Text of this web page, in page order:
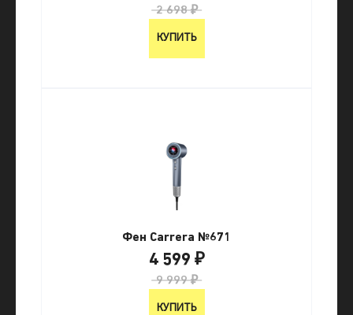
2 698 ₽
КУПИТЬ
Фен Carrera №671
4 599 ₽
9 999 ₽
КУПИТЬ